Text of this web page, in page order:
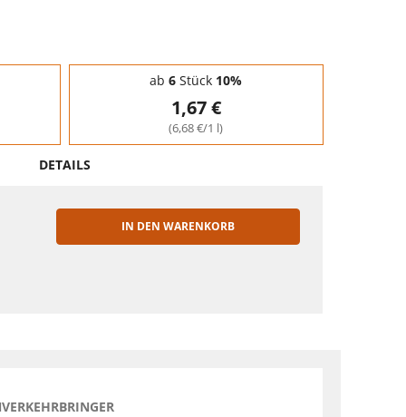
ab 6 Stück 10%
1,67 €
(6,68 €/1 l)
DETAILS
IN DEN WARENKORB